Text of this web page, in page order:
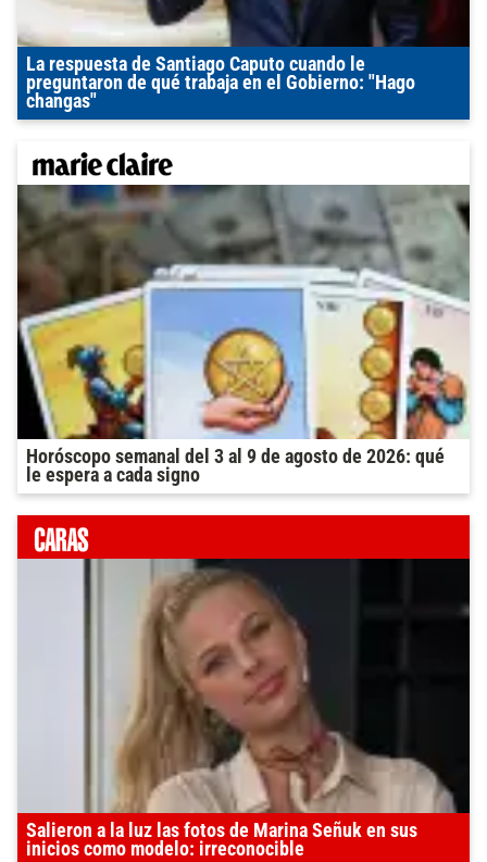
La respuesta de Santiago Caputo cuando le
preguntaron de qué trabaja en el Gobierno: "Hago
changas"
Horóscopo semanal del 3 al 9 de agosto de 2026: qué
le espera a cada signo
Salieron a la luz las fotos de Marina Señuk en sus
inicios como modelo: irreconocible